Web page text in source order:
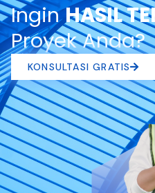
InginHASIL
Proyek Anda?
KONSULTASI GRATIS